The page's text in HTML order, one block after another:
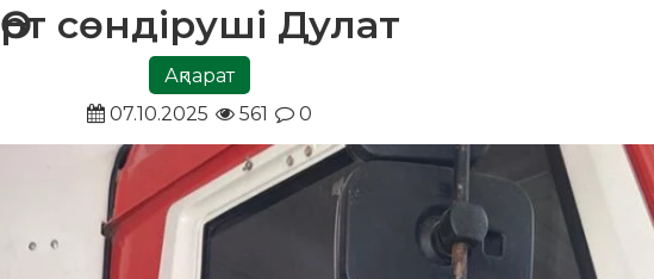
Өрт сөндіруші Дулат
Ақпарат
07.10.2025
561 0